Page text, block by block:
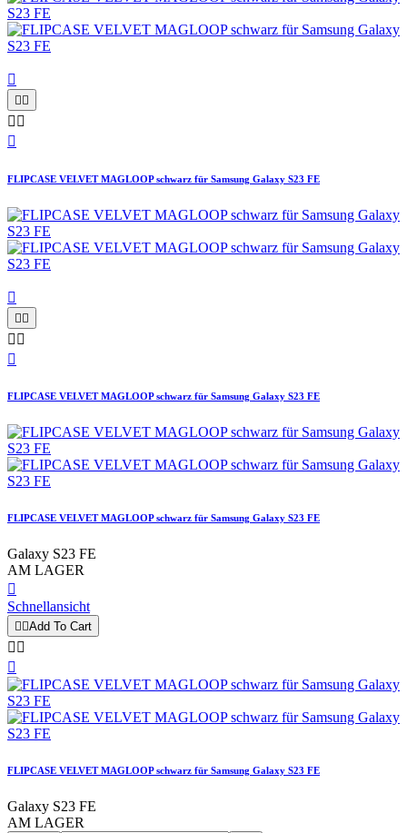


 

FLIPCASE VELVET MAGLOOP schwarz für Samsung Galaxy S23 FE


 

FLIPCASE VELVET MAGLOOP schwarz für Samsung Galaxy S23 FE
FLIPCASE VELVET MAGLOOP schwarz für Samsung Galaxy S23 FE
Galaxy S23 FE
AM LAGER

Schnellansicht
 Add To Cart
 

FLIPCASE VELVET MAGLOOP schwarz für Samsung Galaxy S23 FE
Galaxy S23 FE
AM LAGER